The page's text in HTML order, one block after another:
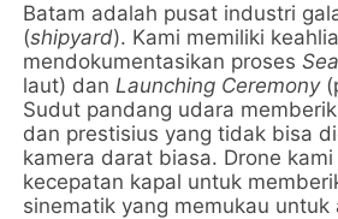
Batam adalah pusat industri
(shipyard). Kami memiliki
mendokumentasikan proses
laut) danLaunching Ceremony
Sudut pandang udara
dan prestisius yang tidak bisa
kamera darat biasa. Drone
kecepatan kapal untuk
sinematik yang memukau untuk